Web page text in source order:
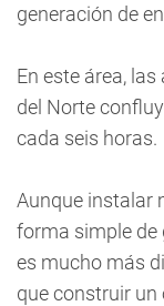
generación de
En este área,
del Norte
cada seis horas.
Aunque instalar
forma simple de
es mucho más
que construir un